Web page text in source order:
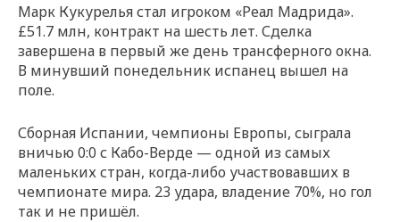
Марк Кукурелья стал игроком «Реал Мадрида».
£51.7 млн, контракт на шесть лет. Сделка
завершена в первый же день трансферного окна.
В минувший понедельник испанец вышел на
поле.
Сборная Испании, чемпионы Европы, сыграла
вничью 0:0 с Кабо-Верде — одной из самых
маленьких стран, когда-либо участвовавших в
чемпионате мира. 23 удара, владение 70%, но гол
так и не пришёл.